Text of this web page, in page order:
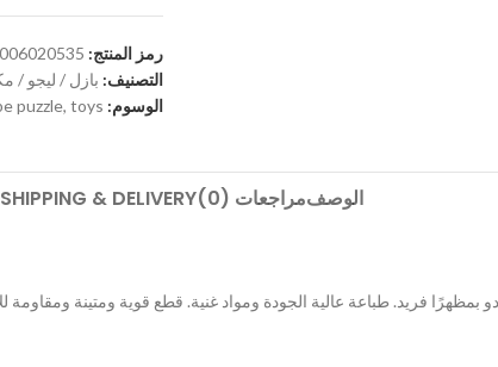
رمز المنتج:
التصنيف: بازل / ليجو /
الوسوم:
puzzle, toys
الوصفمراجعات (0) SHIPPING & DELIVERY
بمظهرًا فريد. طباعة عالية الجودة ومواد غنية. قطع قوية ومتينة